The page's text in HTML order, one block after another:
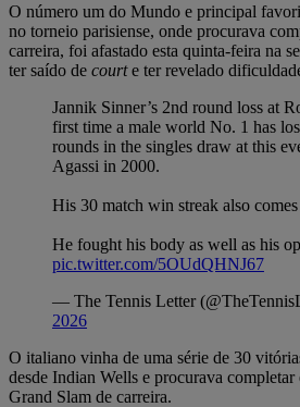
O número um do Mundo e principal
no torneio parisiense, onde procurava
carreira, foi afastado esta quinta-feira na
ter saído de courte ter revelado
Jannik Sinner’s 2nd round loss at
first time a male world No. 1 has
rounds in the singles draw at this
Agassi in 2000.
His 30 match win streak also
He fought his body as well as his
pic.twitter.com/5OUdQHNJ67
— The Tennis Letter
2026
O italiano vinha de uma série de 30
desde Indian Wells e procurava completar
Grand Slam de carreira.